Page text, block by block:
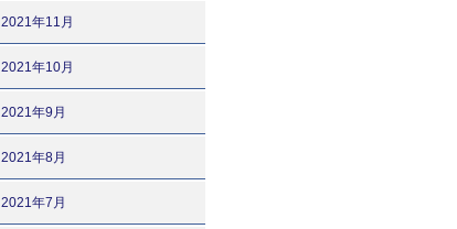
2021年11月
2021年10月
2021年9月
2021年8月
2021年7月